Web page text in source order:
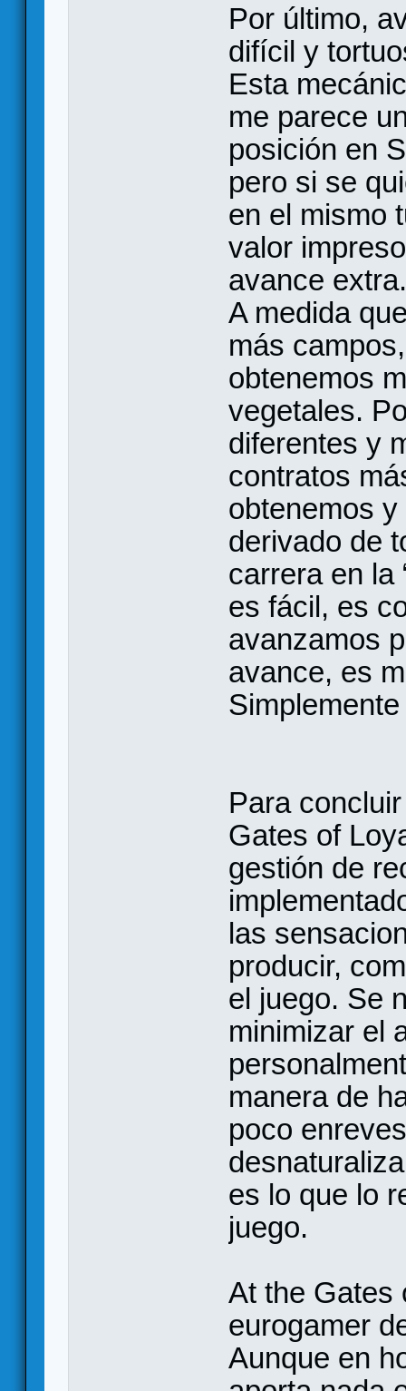
Por último,
difícil y
Esta
me parece
posición en
pero si se
en el mismo
valor
avance
A medida
más
obtenemos
vegetales.
diferentes y
contratos
obtenemos
derivado de
carrera en la
es fácil, es
avanzamos
avance, es
Para
Gates of
gestión de
las
producir,
el juego. Se
minimizar el
manera de
poco
es lo que lo
juego.
At the Gates
eurogamer
Aunque en